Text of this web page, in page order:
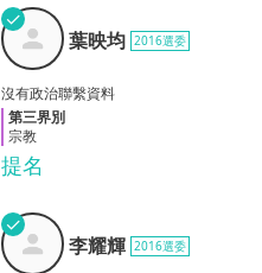
葉映
均
✓
提名
葉映均 2016選委
沒有政治聯繫資料
第三界別
宗教
李耀
輝
✓
李耀輝 2016選委